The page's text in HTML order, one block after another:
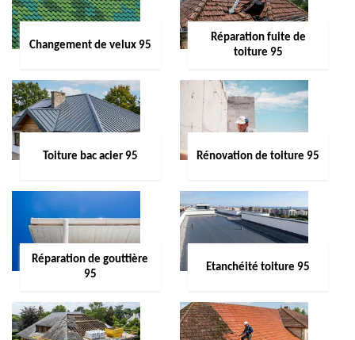
Changement de velux 95
Réparation fuite de
toiture 95
Toiture bac acier 95 Rénovation de toiture 95
Réparation de gouttière
95
Etanchéité toiture 95